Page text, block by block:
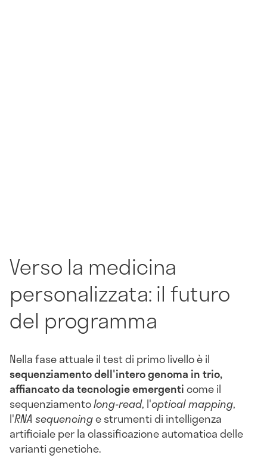
Verso la medicina
personalizzata: il futuro
del programma
Nella fase attuale il test di primo livello è il
sequenziamento dell'intero genoma in trio,
affiancato da tecnologie emergenticome il
sequenziamentolong-read, l'optical mapping,
l'RNA sequencinge strumenti di intelligenza
artificiale per la classificazione automatica delle
varianti genetiche.